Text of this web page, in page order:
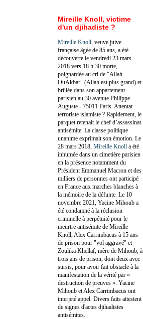
Mireille Knoll, victime
d'un djihadiste ?
Mireille Knoll , veuve juive
française âgée de 85 ans, a été
découverte le vendredi 23 mars
2018 vers 18 h 30 morte,
poignardée au cri de "Allah
OuAkbar" (Allah est plus grand) et
brûlée dans son appartement
parisien au 30 avenue Philippe
Auguste - 75011 Paris. Attentat
terroriste islamiste ? Rapidement, le
parquet retenait le chef d’assassinat
antisémite. La classe politique
unanime exprimait son émotion. Le
28 mars 2018, Mireille Knoll a été
inhumée dans un cimetière parisien
en la présence notamment du
Président Emmanuel Macron et des
milliers de personnes ont participé
en France aux marches blanches à
la mémoire de la défunte. Le 10
novembre 2021, Yacine Mihoub a
été condamné à la réclusion
criminelle à perpétuité pour le
meurtre antisémite de Mireille
Knoll, Alex Carrimbacus à 15 ans
de prison pour "vol aggravé" et
Zoulika Khellaf, mère de Mihoub, à
trois ans de prison, dont deux avec
sursis, pour avoir fait obstacle à la
manifestation de la vérité par «
destruction de preuves ». Yacine
Mihoub et Alex Carrimbacus ont
interjeté appel. Divers faits attestent
de signes d'actes djihadistes
antisémites.